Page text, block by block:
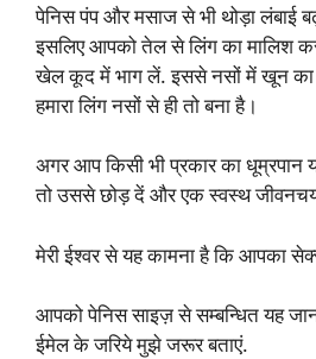
पेनिस पंप और मसाज से भी थोड़ा लंबाई
इसलिए आपको तेल से लिंग का मालिश
खेल कूद में भाग लें. इससे नसों में खून का
हमारा लिंग नसों से ही तो बना है।
अगर आप किसी भी प्रकार का धूम्रपान
तो उससे छोड़ दें और एक स्वस्थ
मेरी ईश्वर से यह कामना है कि आपका
आपको पेनिस साइज़ से सम्बन्धित यह
ईमेल के जरिये मुझे जरूर बताएं.